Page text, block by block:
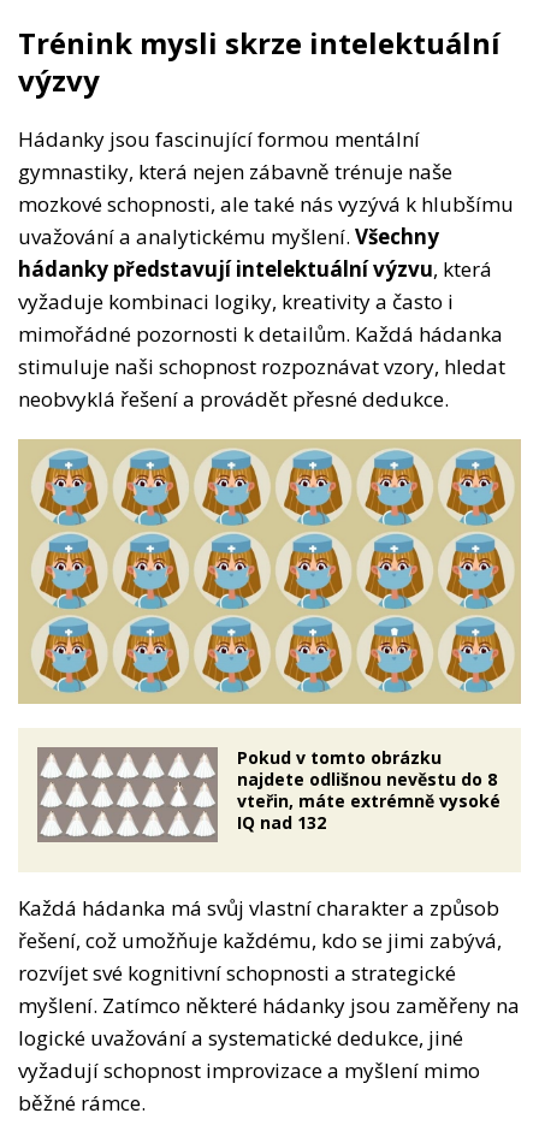
Trénink mysli skrze intelektuální
výzvy
Hádanky jsou fascinující formou mentální
gymnastiky, která nejen zábavně trénuje naše
mozkové schopnosti, ale také nás vyzývá k hlubšímu
uvažování a analytickému myšlení. Všechny
hádanky představují intelektuální výzvu, která
vyžaduje kombinaci logiky, kreativity a často i
mimořádné pozornosti k detailům. Každá hádanka
stimuluje naši schopnost rozpoznávat vzory, hledat
neobvyklá řešení a provádět přesné dedukce.
Pokud v tomto obrázku
najdete odlišnou nevěstu do 8
vteřin, máte extrémně vysoké
IQ nad 132
Každá hádanka má svůj vlastní charakter a způsob
řešení, což umožňuje každému, kdo se jimi zabývá,
rozvíjet své kognitivní schopnosti a strategické
myšlení. Zatímco některé hádanky jsou zaměřeny na
logické uvažování a systematické dedukce, jiné
vyžadují schopnost improvizace a myšlení mimo
běžné rámce.